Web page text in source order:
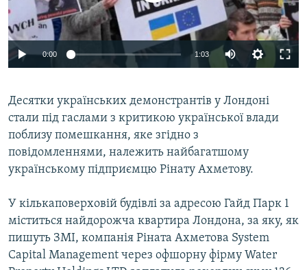
ВІДЕОУРОКИ «ELIFBE»
СВІДЧЕННЯ ОКУПАЦІЇ
УКРАЇНСЬКА ПРОБЛЕМА КРИМУ
Русский
Qırımtatar
Усі сайти RFE/RL
0:00 1:03
Десятки українських демонстрантів у Лондоні
стали під гаслами з критикою української влади
поблизу помешкання, яке згідно з
повідомленнями, належить найбагатшому
українському підприємцю Рінату Ахметову.
У кількаповерховій будівлі за адресою Гайд Парк 1
міститься найдорожча квартира Лондона, за яку, як
пишуть ЗМІ, компанія Ріната Ахметова System
Capital Management через офшорну фірму Water